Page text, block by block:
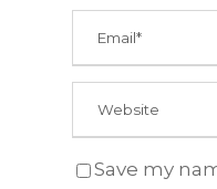
Save my